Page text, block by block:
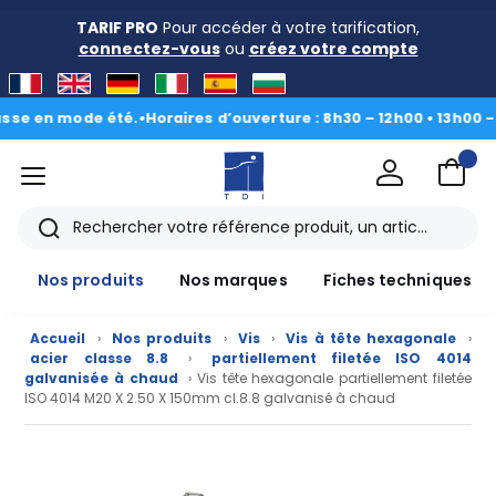
TARIF PRO Pour accéder à votre tarification,
connectez-vousou créez votre compte
mode été.•Horaires d’ouverture : 8h30 – 12h00 • 13h00 -
menu
Rechercher
Nos produits
Nos marques Fiches techniques
Accueil › Nos produits › Vis › Vis à tête hexagonale
›
acier classe 8.8
›
partiellement filetée ISO 4014
galvanisée à chaud
› Vis tête hexagonale partiellement filetée
ISO 4014 M20 X 2.50 X 150mm cl.8.8 galvanisé à chaud